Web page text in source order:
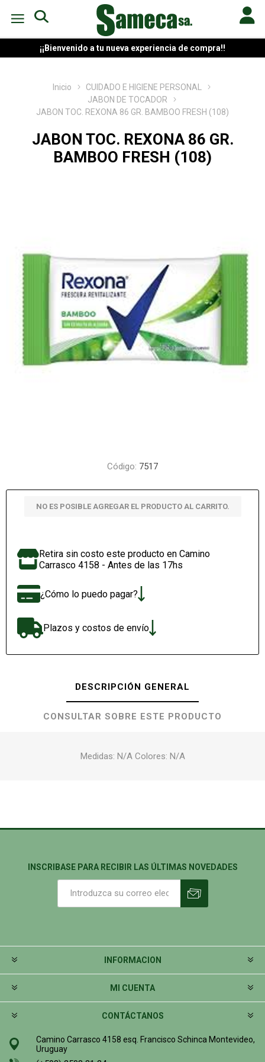
¡¡Bienvenido a tu nueva experiencia de compra!!
Inicio
CUIDADO E HIGIENE PERSONAL
JABON DE TOCADOR
JABON TOC. REXONA 86 GR. BAMBOO FRESH (108)
JABON TOC. REXONA 86 GR.
BAMBOO FRESH (108)
Código: 7517
NO ES POSIBLE AGREGAR EL PRODUCTO AL CARRITO.
Retira sin costo este producto en Camino
Carrasco 4158 - Antes de las 17hs
¿Cómo lo puedo pagar?
Plazos y costos de envío
DESCRIPCIÓN GENERAL
CONSULTAR SOBRE ESTE PRODUCTO
Medidas: N/A Colores: N/A
INSCRIBASE PARA RECIBIR LAS ÚLTIMAS NOVEDADES
INFORMACION
MI CUENTA
CONTÁCTANOS
Camino Carrasco 4158 esq. Francisco Schinca Montevideo,
Uruguay